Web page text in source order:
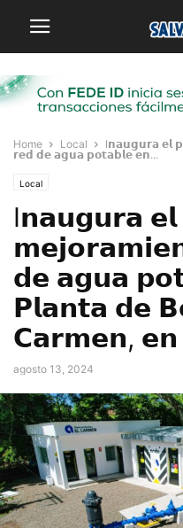
Home Local
I𝗻𝗮𝘂𝗴𝘂𝗿𝗮 𝗲𝗹
𝗿𝗲𝗱 𝗱𝗲 𝗮𝗴𝘂𝗮 𝗽𝗼𝘁𝗮𝗯𝗹𝗲 𝗲𝗻...
Local
I𝗻𝗮𝘂𝗴𝘂𝗿𝗮
𝗱𝗲 𝗮𝗴𝘂𝗮
𝗣𝗹𝗮𝗻𝘁𝗮 𝗱𝗲
𝗖𝗮𝗿𝗺𝗲𝗻,
agosto 13, 2024